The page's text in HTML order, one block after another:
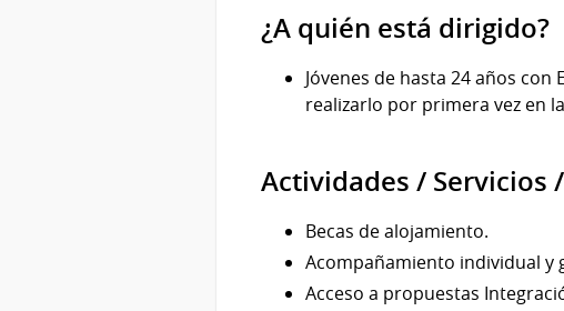
¿A quién está dirigido?
Jóvenes de hasta 24 años
realizarlo por primera vez en
Actividades / Servicios
Becas de alojamiento.
Acompañamiento individual y
Acceso a propuestas